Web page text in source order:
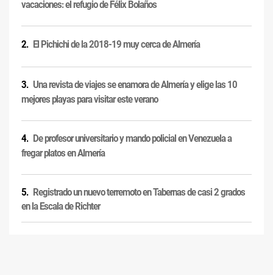
vacaciones: el refugio de Félix Bolaños
El Pichichi de la 2018-19 muy cerca de Almería
Una revista de viajes se enamora de Almería y elige las 10
mejores playas para visitar este verano
De profesor universitario y mando policial en Venezuela a
fregar platos en Almería
Registrado un nuevo terremoto en Tabernas de casi 2 grados
en la Escala de Richter